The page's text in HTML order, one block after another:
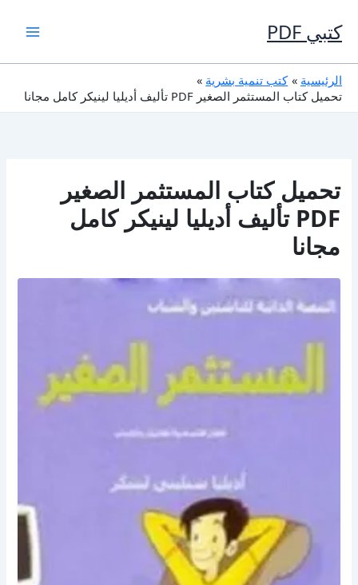
إلى
المحتوى
كتبي PDF
الرئيسية
كتب تنمية بشرية
تحميل كتاب المستثمر الصغير PDF تأليف أديليا لينيكر كامل مجانا
تحميل كتاب المستثمر الصغير
PDF تأليف أديليا لينيكر كامل
مجانا